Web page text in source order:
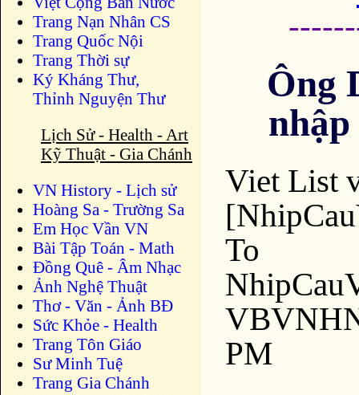
Trang Nạn Nhân CS
Trang Quốc Nội
Trang Thời sự
Ký Kháng Thư,
Thỉnh Nguyện Thư
Lịch Sử - Health - Art
Kỹ Thuật - Gia Chánh
VN History - Lịch sử
Hoàng Sa - Trường Sa
Em Học Vần VN
Bài Tập Toán - Math
Đồng Quê - Âm Nhạc
Ảnh Nghệ Thuật
Thơ - Văn - Ảnh BĐ
Sức Khỏe - Health
Trang Tôn Giáo
Sư Minh Tuệ
Trang Gia Chánh
Ông
Viet List
To
PM